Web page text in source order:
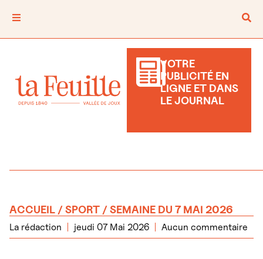
VOTRE
PUBLICITÉ EN
LIGNE ET DANS
LE JOURNAL
ACCUEIL /SPORT / SEMAINE DU 7 MAI 2026
La rédaction jeudi 07 Mai 2026 Aucun commentaire